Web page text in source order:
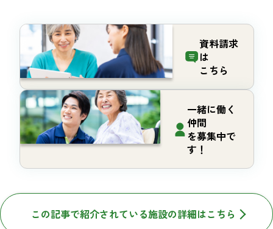
資料請求
は
こちら
一緒に働く
仲間
を募集中で
す！
この記事で紹介されている施設の詳細はこちら